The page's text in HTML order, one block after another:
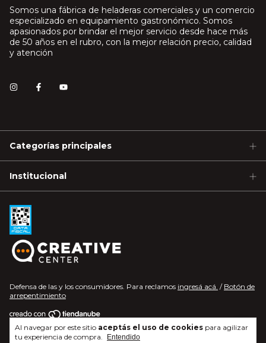
Al navegar por este sitio aceptás el uso de cookies para agilizar
tu experiencia de compra.
Entendido
Somos una fábrica de heladeras comerciales y un comercio
especializado en equipamiento gastronómico. Somos
apasionados por brindar el mejor servicio desde hace más
de 50 años en el rubro, con la mejor relación precio, calidad
y atención
Categorías principales
Institucional
Defensa de las y los consumidores. Para reclamos ingresá acá. / Botón de
arrepentimiento
Copyright Gastroquil - 2026. Todos los derechos reservados.